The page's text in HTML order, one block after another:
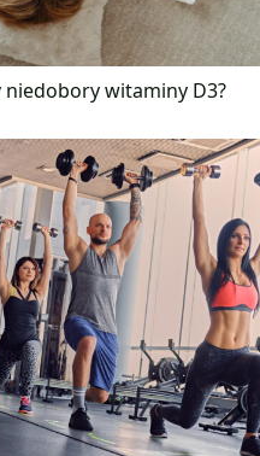
niedobory witaminy D3?